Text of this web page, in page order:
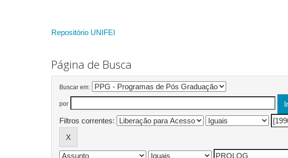
Repositório UNIFEI
Página de Busca
Buscar em:
por
Filtros correntes: